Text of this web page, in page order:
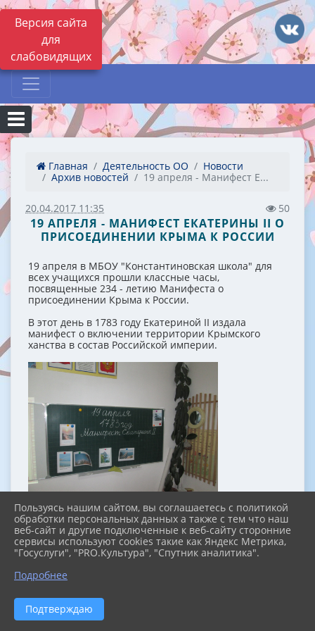
Версия сайта
для
слабовидящих
Главная Деятельность ОО
Новости
Архив новостей
19 апреля - Манифест Е...
20.04.2017 11:35 50
19 АПРЕЛЯ - МАНИФЕСТ ЕКАТЕРИНЫ II О
ПРИСОЕДИНЕНИИ КРЫМА К РОССИИ
19 апреля в МБОУ "Константиновская школа" для
всех учащихся прошли классные часы,
посвященные 234 - летию Манифеста о
присоединении Крыма к России.
В этот день в 1783 году Екатериной II издала
манифест о включении территории Крымского
ханства в состав Российской империи.
Пользуясь нашим сайтом, вы соглашаетесь с политикой
обработки персональных данных а также с тем что наш
веб-сайт и другие подключенные к веб-сайту сторонние
сервисы используют cookies такие как Яндекс Метрика,
"Госуслуги", "PRO.Культура", "Спутник аналитика".
Подробнее
Подтверждаю